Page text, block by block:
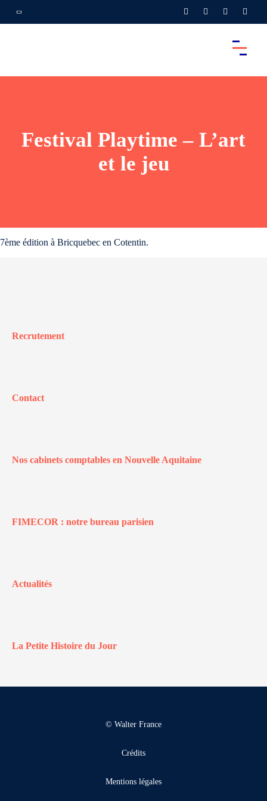
Festival Playtime – L’art
et le jeu
7ème édition à Bricquebec en Cotentin.
Recrutement
Contact
Nos cabinets comptables en Nouvelle Aquitaine
FIMECOR : notre bureau parisien
Actualités
La Petite Histoire du Jour
© Walter France
Crédits
Mentions légales